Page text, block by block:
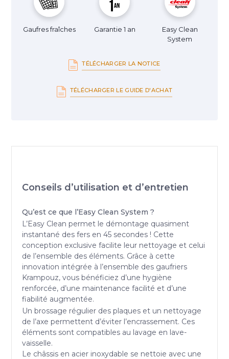
Gaufres fraîches Garantie 1 an
Easy Clean
System
TÉLÉCHARGER LA NOTICE
TÉLÉCHARGER LE GUIDE D'ACHAT
Conseils d’utilisation et d’entretien
Qu’est ce que l’Easy Clean System ?
L’Easy Clean permet le démontage quasiment
instantané des fers en 45 secondes ! Cette
conception exclusive facilite leur nettoyage et celui
de l’ensemble des éléments. Grâce à cette
innovation intégrée à l’ensemble des gaufriers
Krampouz, vous bénéficiez d’une hygiène
renforcée, d’une maintenance facilité et d’une
fiabilité augmentée.
Un brossage régulier des plaques et un nettoyage
de l’axe permettent d’éviter l’encrassement. Ces
éléments sont compatibles au lavage en lave-
vaisselle.
Le châssis en acier inoxydable se nettoie avec une